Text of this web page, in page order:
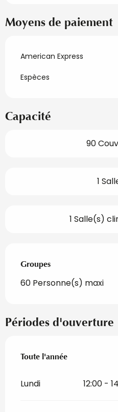
Moyens de paiement
American Express
Espèces
Capacité
90
1
1 Salle(s)
Groupes
Groupes
60 Personne(s) maxi
Périodes d'ouverture
Toute l'année
Toute l'année
Lundi 12:00 -